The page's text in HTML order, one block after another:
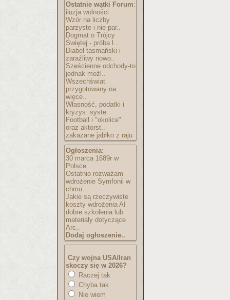
Ostatnie wątki Forum:
iluzja wolności
Wzór na liczby
parzyste i nie par..
Dogmat o Trójcy
Świętej - próba l..
Diabeł tasmański i
zaraźliwy nowo..
Sześcienne odchody-to
jednak możl..
Wszechświat
przygotowany na
więce..
Własność, podatki i
kryzys: syste..
Football i "okolice"
oraz aktorst..
zakazane jabłko z raju
Ogłoszenia:
30 marca 1689r w
Polsce
Ostatnio rozważam
wdrożenie Symfonii w
chmu..
Jakie są rzeczywiste
koszty wdrożenia AI
dobre szkolenia lub
materiały dotyczące
Arc..
Dodaj ogłoszenie..
Czy wojna USA/Iran
skoczy się w 2026?
Raczej tak
Chyba tak
Nie wiem